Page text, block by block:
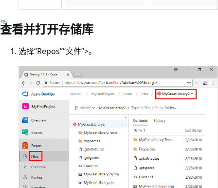
查看并打开存储库
选择“Repos”“文件”>。